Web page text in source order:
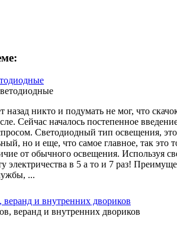
назад никто и подумать не мог, что
Сейчас началось постепенное
Светодиодный тип освещения, это
но и еще, что самое главное, так это
от обычного освещения. Используя
электричества в 5 а то и 7 раз!
...
веранд и внутренних двориков